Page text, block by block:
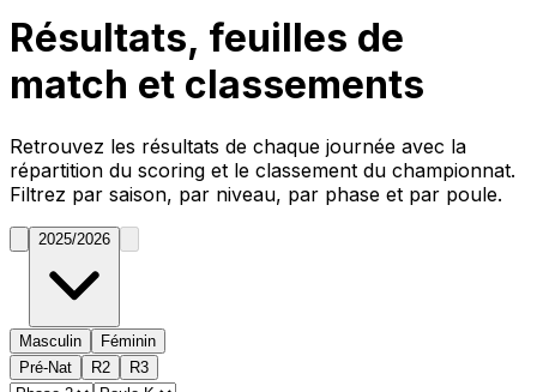
Résultats, feuilles de
match et classements
Retrouvez les résultats de chaque journée avec la
répartition du scoring et le classement du championnat.
Filtrez par saison, par niveau, par phase et par poule.
2025/2026
Masculin
Féminin
Pré-Nat
R2 R3